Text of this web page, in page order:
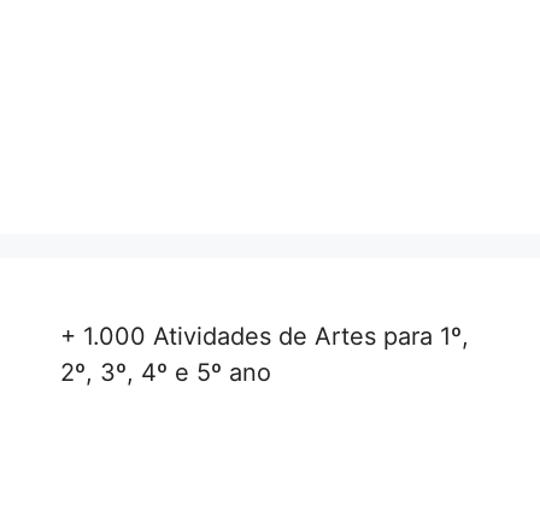
+ 1.000 Atividades de Artes para 1º,
2º, 3º, 4º e 5º ano